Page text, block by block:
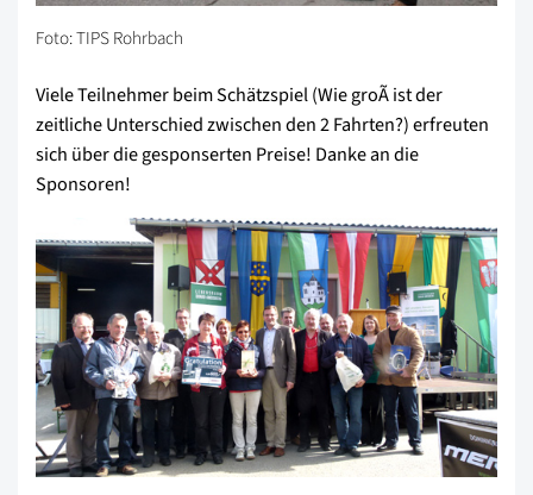
Foto: TIPS Rohrbach
Viele Teilnehmer beim Schätzspiel (Wie groÃ ist der
zeitliche Unterschied zwischen den 2 Fahrten?) erfreuten
sich über die gesponserten Preise! Danke an die
Sponsoren!